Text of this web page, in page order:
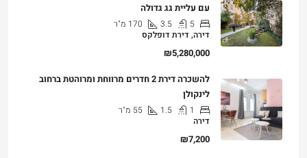
עם עליית גג גדולה
5
3.5
170 מ"ר
דירה, דירת דופלקס
₪5,280,000
להשכרה דירת 2 חדרים מרווחת ומרוהטת ברחוב
לינקולן
1
1.5
55 מ"ר
דירה
₪7,200